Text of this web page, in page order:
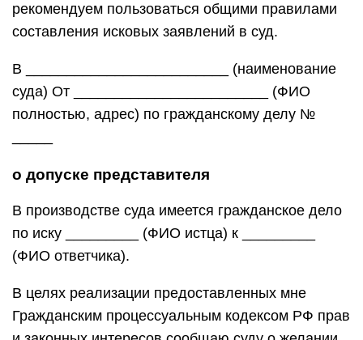
рекомендуем пользоваться общими правилами
составления исковых заявлений в суд.
В _________________________ (наименование
суда) От ________________________ (ФИО
полностью, адрес) по гражданскому делу №
о допуске представителя
В производстве суда имеется гражданское дело
по иску _________ (ФИО истца) к _________
(ФИО ответчика).
В целях реализации предоставленных мне
Гражданским процессуальным кодексом РФ прав